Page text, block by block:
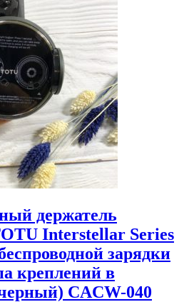
держатель
Interstellar Series
зарядки
креплений в
CACW-040